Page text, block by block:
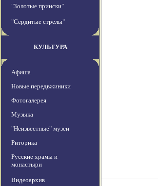
"Золотые прииски"
"Сердитые стрелы"
КУЛЬТУРА
Афиша
Новые передвжиники
Фотогалерея
Музыка
"Неизвестные" музеи
Риторика
Русские храмы и
монастыри
Видеоархив